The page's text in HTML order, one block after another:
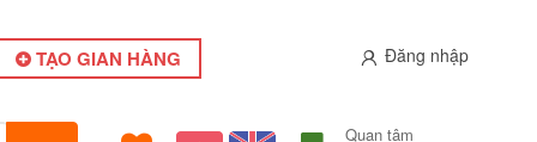
TẠO GIAN HÀNG Đăng nhập
Quan tâm